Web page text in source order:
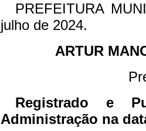
PREFEITURA
julho de 2024.
ARTUR
Registrado e
Administração na